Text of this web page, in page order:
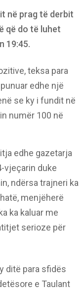
në prag të derbit
që do të luhet
19:45.
teksa para
edhe një
se ky i fundit në
numër 100 në
edhe gazetarja
vjeçarin duke
ndërsa trajneri ka
menjëherë
ka kaluar me
serioze për
ditë para sfidës
e Taulant